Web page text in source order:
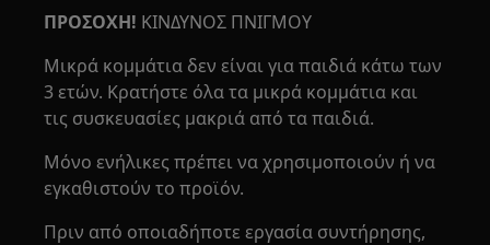
ΠΡΟΣΟΧΗ! ΚΙΝΔΥΝΟΣ ΠΝΙΓΜΟΥ
Μικρά κομμάτια δεν είναι για παιδιά κάτω των
3 ετών. Κρατήστε όλα τα μικρά κομμάτια και
τις συσκευασίες μακριά από τα παιδιά.
Μόνο ενήλικες πρέπει να χρησιμοποιούν ή να
εγκαθιστούν το προϊόν.
Πριν από οποιαδήποτε εργασία συντήρησης,